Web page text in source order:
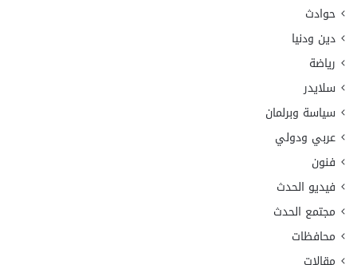
حوادث
دين ودنيا
رياضة
سلايدر
سياسة وبرلمان
عربي ودولي
فنون
فيديو الحدث
مجتمع الحدث
محافظات